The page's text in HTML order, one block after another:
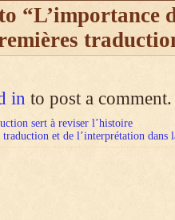
“L’importance
in to post a comment.
sert à reviser l’histoire
et de l’interprétation dans